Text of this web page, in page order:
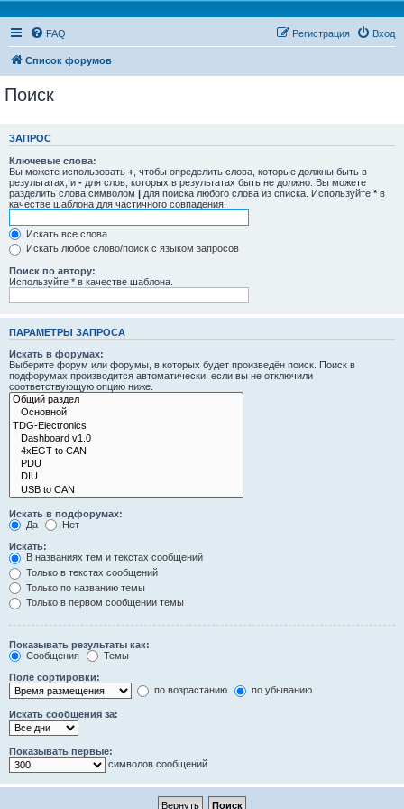
FAQ Вход
Регистрация
Список форумов
Поиск
ЗАПРОС
Ключевые слова:
Вы можете использовать + , чтобы определить слова, которые должны быть в
результатах, и - для слов, которых в результатах быть не должно. Вы можете
разделить слова символом | для поиска любого слова из списка. Используйте * в
качестве шаблона для частичного совпадения.
Искать все слова
Искать любое слово/поиск с языком запросов
Поиск по автору:
Используйте * в качестве шаблона.
ПАРАМЕТРЫ ЗАПРОСА
Искать в форумах:
Выберите форум или форумы, в которых будет произведён поиск. Поиск в
подфорумах производится автоматически, если вы не отключили
соответствующую опцию ниже.
Искать в подфорумах:
Да
Нет
Искать:
В названиях тем и текстах сообщений
Только в текстах сообщений
Только по названию темы
Только в первом сообщении темы
Показывать результаты как:
Сообщения
Темы
Поле сортировки:
по возрастанию
по убыванию
Искать сообщения за:
Показывать первые:
символов сообщений